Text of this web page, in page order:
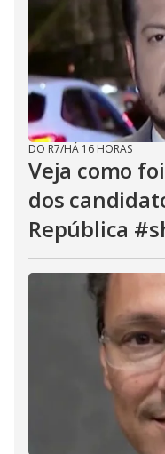
DO R7/HÁ 16 HORAS
Veja como
dos
República